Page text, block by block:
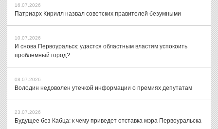
16.07.2026
Патриарх Кирилл назвал советских правителей безумными
10.07.2026
И снова Первоуральск: удастся областным властям успокоить
проблемный город?
08.07.2026
Володин недоволен утечкой информации о премиях депутатам
23.07.2026
Будущее без Кабца: к чему приведет отставка мэра Первоуральска